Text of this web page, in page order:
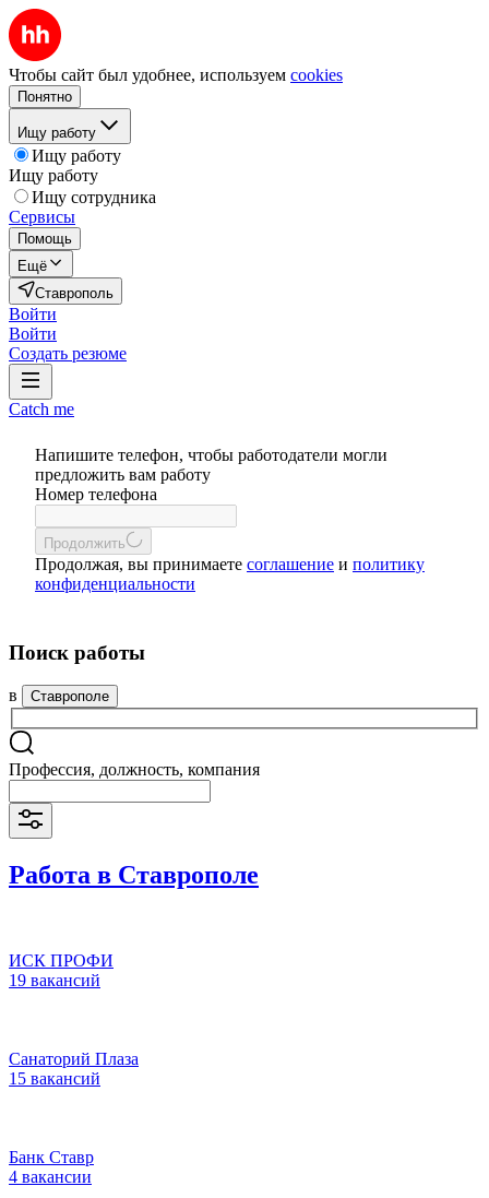
Чтобы сайт был удобнее, используем cookies
Понятно
Ищу работу
Ищу работу
Ищу работу
Ищу сотрудника
Сервисы
Помощь
Ещё
Ставрополь
Войти
Войти
Создать резюме
Catch me
Напишите телефон, чтобы работодатели могли
предложить вам работу
Номер телефона
Продолжить
Продолжая, вы принимаете соглашение и политику
конфиденциальности
Поиск работы
в Ставрополе
Профессия, должность, компания
Работа в Ставрополе
ИСК ПРОФИ
19 вакансий
Санаторий Плаза
15 вакансий
Банк Ставр
4 вакансии